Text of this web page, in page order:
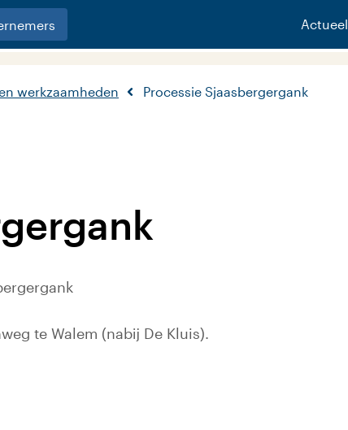
Actueel
werkzaamheden Processie Sjaasbergergank
te Walem (nabij De Kluis).